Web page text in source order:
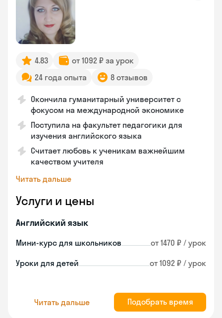
4.83
от 1092 ₽ за урок
24 года опыта
8 отзывов
Окончила гуманитарный университет с
фокусом на международной экономике
Поступила на факультет педагогики для
изучения английского языка
Считает любовь к ученикам важнейшим
качеством учителя
Читать дальше
Услуги и цены
Английский язык
Мини-курс для школьников от 1470 ₽ / урок
Уроки для детей от 1092 ₽ / урок
Читать дальше Подобрать время